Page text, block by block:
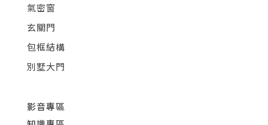
氣密窗
玄關門
包框結構
別墅大門
影音專區